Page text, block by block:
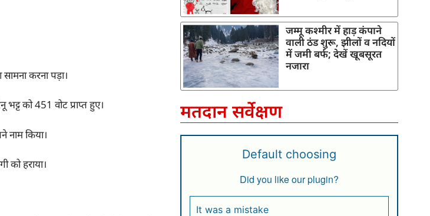
करना पड़ा।
भट्ट को 451 वोट प्राप्त हुए।
नाम किया।
को हराया।
जम्मू कश्मीर में हाड़ कंपाने
वाली ठंड शुरू, झीलों व नदियों
में जमी बर्फ; देखें खूबसूरत
नजारा
मतदान सर्वेक्षण
Default choosing
Did you like our plugin?
It was a mistake